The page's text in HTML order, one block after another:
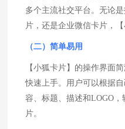
多个主流社交平台。无论
片，还是企业微信卡片，
（二）简单易用
【小狐卡片】的操作界面
快速上手。用户可以根据
容、标题、描述和LOGO
片。